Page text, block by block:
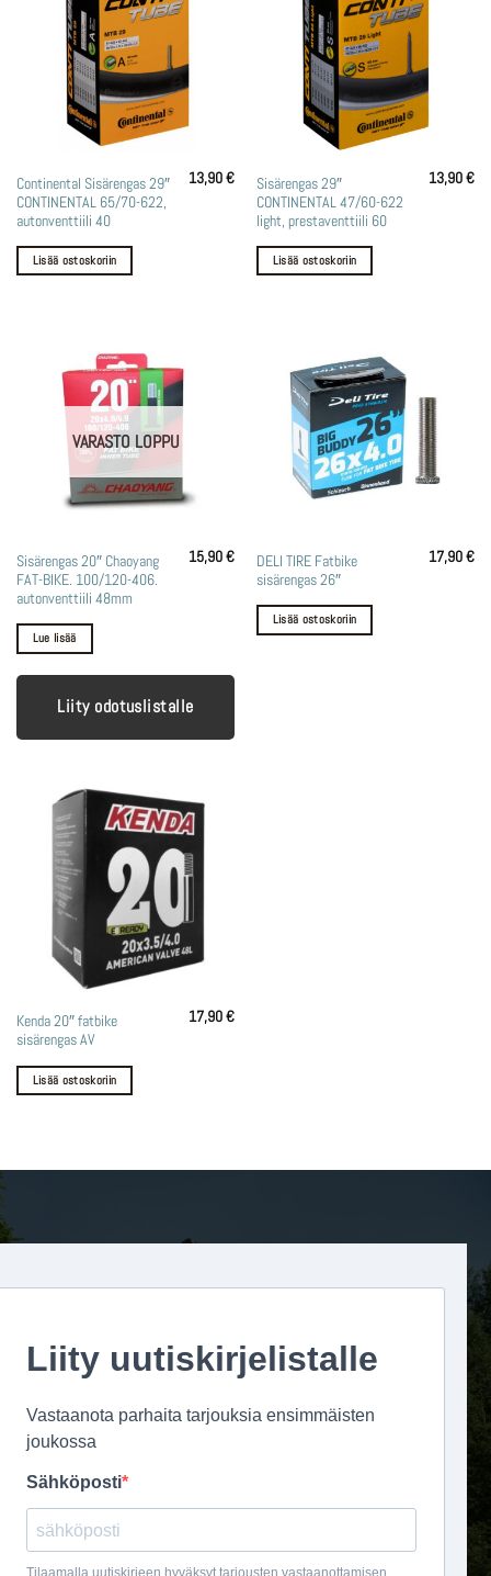
Continental Sisärengas 29″
CONTINENTAL 65/70-622,
autonventtiili 40
13,90€
Lisää ostoskoriin
Sisärengas 29″
CONTINENTAL 47/60-622
light, prestaventtiili 60
13,90€
Lisää ostoskoriin
VARASTO LOPPU
Sisärengas 20″ Chaoyang
FAT-BIKE. 100/120-406.
autonventtiili 48mm
15,90€
Lue lisää
Liity odotuslistalle
DELI TIRE Fatbike
sisärengas 26″
17,90€
Lisää ostoskoriin
Kenda 20″ fatbike
sisärengas AV
17,90€
Lisää ostoskoriin